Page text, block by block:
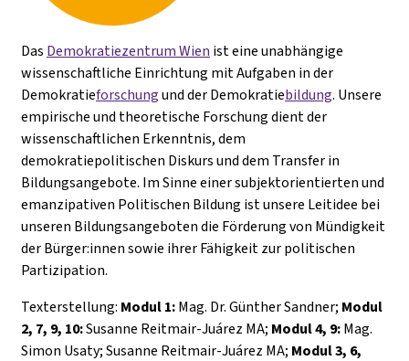
Das Demokratiezentrum Wien ist eine unabhängige
wissenschaftliche Einrichtung mit Aufgaben in der
Demokratieforschungund der Demokratiebildung. Unsere
empirische und theoretische Forschung dient der
wissenschaftlichen Erkenntnis, dem
demokratiepolitischen Diskurs und dem Transfer in
Bildungsangebote. Im Sinne einer subjektorientierten und
emanzipativen Politischen Bildung ist unsere Leitidee bei
unseren Bildungsangeboten die Förderung von Mündigkeit
der Bürger:innen sowie ihrer Fähigkeit zur politischen
Partizipation.
Texterstellung: Modul 1:Mag. Dr. Günther Sandner; Modul
2, 7, 9, 10:Susanne Reitmair-Juárez MA; Modul 4, 9:Mag.
Simon Usaty; Susanne Reitmair-Juárez MA; Modul 3, 6,